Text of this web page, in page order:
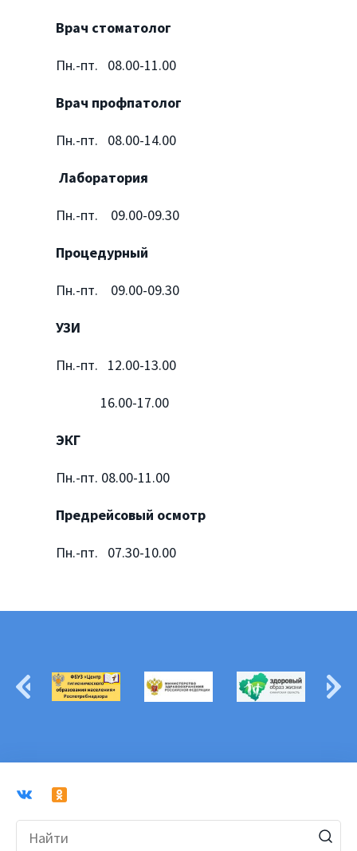
Врач стоматолог
Пн.-пт. 08.00-11.00
Врач профпатолог
Пн.-пт. 08.00-14.00
Лаборатория
Пн.-пт. 09.00-09.30
Процедурный
Пн.-пт. 09.00-09.30
УЗИ
Пн.-пт. 12.00-13.00
16.00-17.00
ЭКГ
Пн.-пт. 08.00-11.00
Предрейсовый осмотр
Пн.-пт. 07.30-10.00